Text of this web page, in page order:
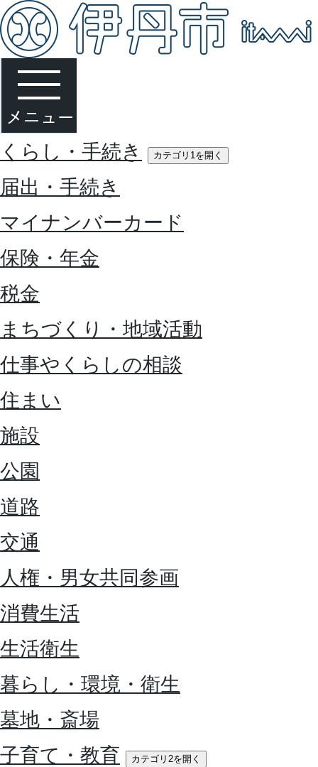
くらし・手続き カテゴリ1を開く
届出・手続き
マイナンバーカード
保険・年金
税金
まちづくり・地域活動
仕事やくらしの相談
住まい
施設
公園
道路
交通
人権・男女共同参画
消費生活
生活衛生
暮らし・環境・衛生
墓地・斎場
子育て・教育
カテゴリ2を開く